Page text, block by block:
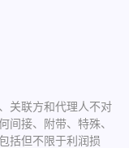
关联方和代理人不对
间接、附带、特殊、
括但不限于利润损